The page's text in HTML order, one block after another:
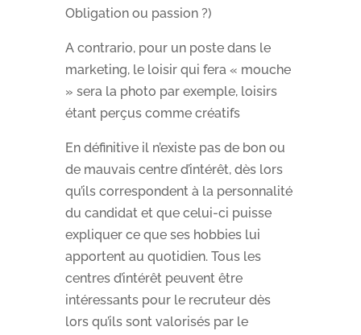
Obligation ou passion ?)
A contrario, pour un poste dans le
marketing, le loisir qui fera « mouche
» sera la photo par exemple, loisirs
étant perçus comme créatifs
En définitive il n’existe pas de bon ou
de mauvais centre d’intérêt, dès lors
qu’ils correspondent à la personnalité
du candidat et que celui-ci puisse
expliquer ce que ses hobbies lui
apportent au quotidien. Tous les
centres d’intérêt peuvent être
intéressants pour le recruteur dès
lors qu’ils sont valorisés par le